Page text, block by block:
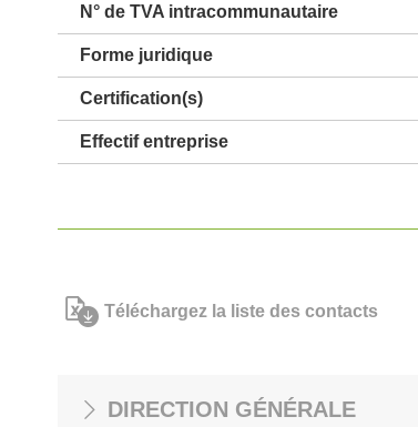
N° de TVA intracommunautaire
Forme juridique
Certification(s)
Effectif entreprise
Téléchargez la liste des contacts
DIRECTION GÉNÉRALE